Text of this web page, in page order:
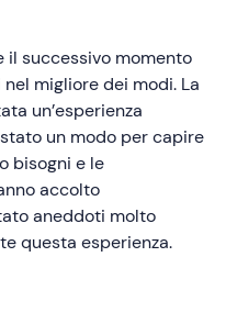
il successivo momento
migliore dei modi. La
un’esperienza
un modo per capire
bisogni e le
accolto
aneddoti molto
questa esperienza.